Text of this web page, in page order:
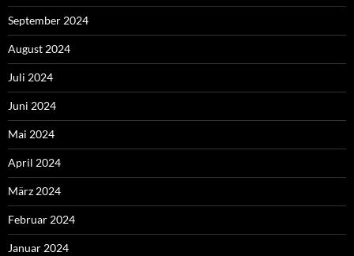
September 2024
August 2024
Juli 2024
Juni 2024
Mai 2024
April 2024
März 2024
Februar 2024
Januar 2024